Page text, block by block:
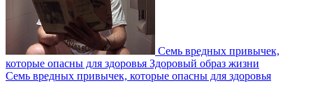
Семь вредных привычек,
которые опасны для здоровья Здоровый образ жизни
Семь вредных привычек, которые опасны для здоровья